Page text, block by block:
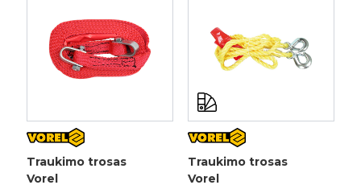
Traukimo trosas
Vorel
Traukimo trosas
Vorel